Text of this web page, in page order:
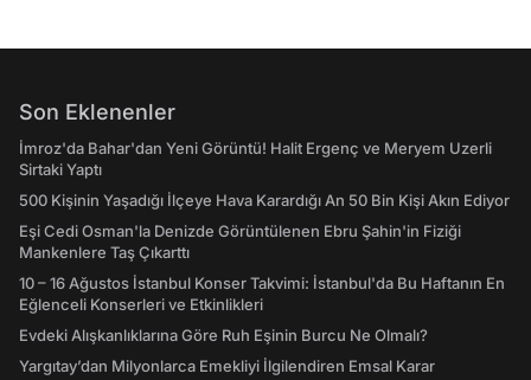
Son Eklenenler
İmroz'da Bahar'dan Yeni Görüntü! Halit Ergenç ve Meryem Uzerli
Sirtaki Yaptı
500 Kişinin Yaşadığı İlçeye Hava Karardığı An 50 Bin Kişi Akın Ediyor
Eşi Cedi Osman'la Denizde Görüntülenen Ebru Şahin'in Fiziği
Mankenlere Taş Çıkarttı
10 – 16 Ağustos İstanbul Konser Takvimi: İstanbul'da Bu Haftanın En
Eğlenceli Konserleri ve Etkinlikleri
Evdeki Alışkanlıklarına Göre Ruh Eşinin Burcu Ne Olmalı?
Yargıtay’dan Milyonlarca Emekliyi İlgilendiren Emsal Karar